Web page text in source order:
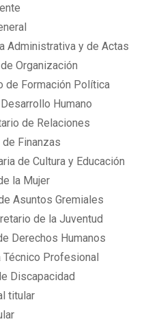
Administrativa y de Actas
Organización
de Formación Política
Humano
de Relaciones
Finanzas
de Cultura y Educación
la Mujer
Asuntos Gremiales
de la Juventud
Derechos Humanos
Técnico Profesional
Discapacidad
titular